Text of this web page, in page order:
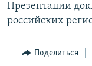
Презентации
российских
Поделиться